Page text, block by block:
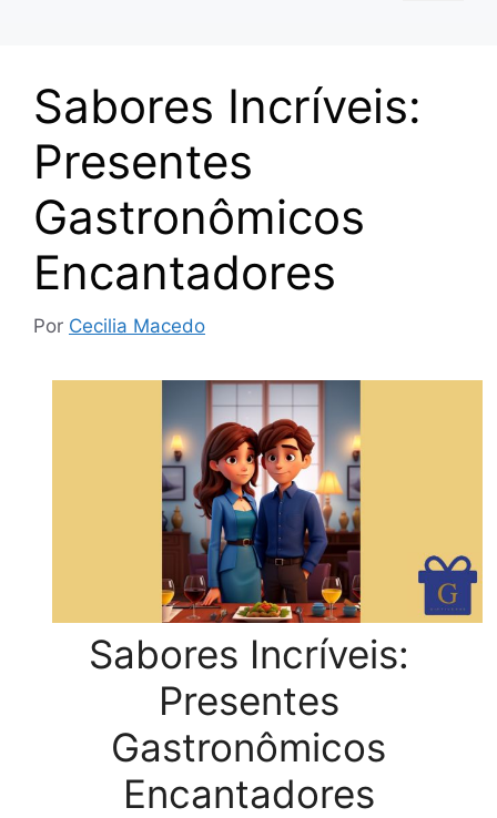
Sabores Incríveis:
Presentes
Gastronômicos
Encantadores
Por Cecilia Macedo
Sabores Incríveis:
Presentes
Gastronômicos
Encantadores